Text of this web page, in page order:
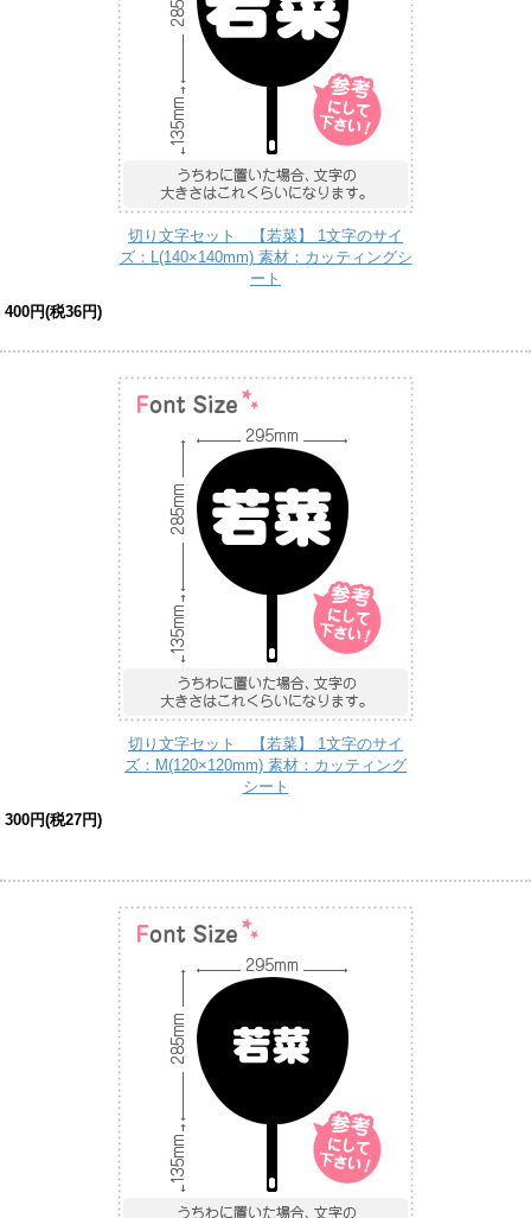
切り文字セット 【若菜】 1文字のサイ
ズ：L(140×140mm) 素材：カッティングシ
ート
400円(税36円)
切り文字セット 【若菜】 1文字のサイ
ズ：M(120×120mm) 素材：カッティング
シート
300円(税27円)